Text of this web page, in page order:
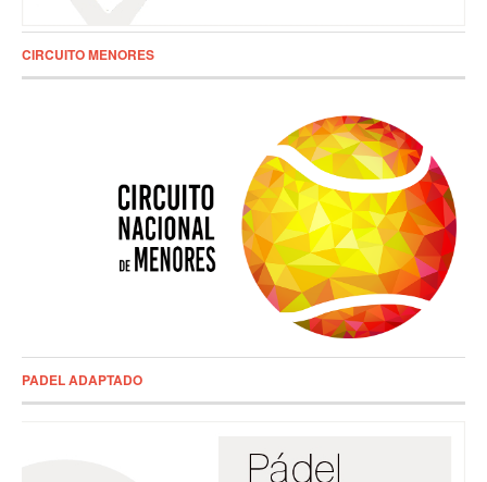
CIRCUITO MENORES
PADEL ADAPTADO